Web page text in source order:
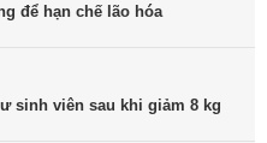
để hạn chế lão hóa
sinh viên sau khi giảm 8 kg